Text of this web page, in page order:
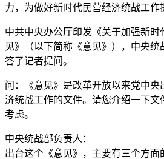
力，为做好新时代民营经济统战工作
中共中央办公厅印发《关于加强新时
见》（以下简称《意见》），中央统
答了记者提问。
问：《意见》是改革开放以来党中
济统战工作的文件。请您介绍一下文
考虑。
中央统战部负责人：
出台这个《意见》，主要有三个方面